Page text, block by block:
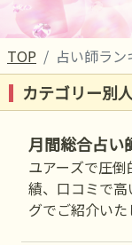
TOP 占い師ラン
カテゴリー別
月間総合占い
ユアーズで圧
績、口コミで
グでご紹介いた